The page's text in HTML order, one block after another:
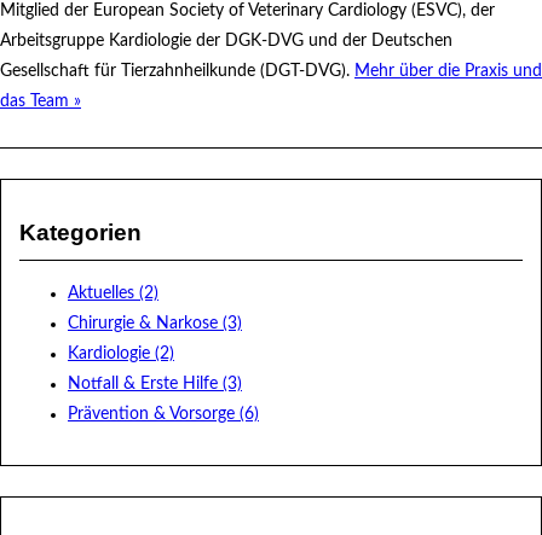
Mitglied der European Society of Veterinary Cardiology (ESVC), der
Arbeitsgruppe Kardiologie der DGK-DVG und der Deutschen
Gesellschaft für Tierzahnheilkunde (DGT-DVG). Mehr über die Praxis und
das Team »
Kategorien
Aktuelles (2)
Chirurgie & Narkose (3)
Kardiologie (2)
Notfall & Erste Hilfe (3)
Prävention & Vorsorge (6)